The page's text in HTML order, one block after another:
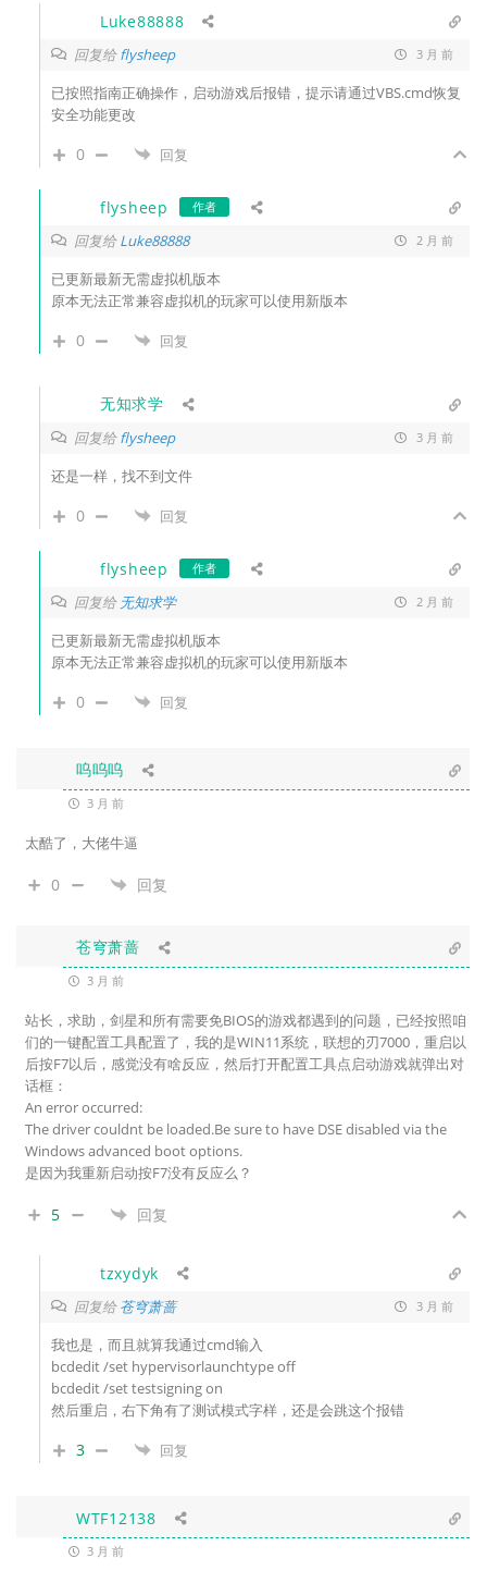
Luke88888
回复给flysheep 3 月 前
已按照指南正确操作，启动游戏后报错，提示请通过VBS.cmd恢复
安全功能更改
0 回复
flysheep 作者
回复给Luke88888 2 月 前
已更新最新无需虚拟机版本
原本无法正常兼容虚拟机的玩家可以使用新版本
0 回复
无知求学
回复给flysheep 3 月 前
还是一样，找不到文件
0 回复
flysheep 作者
回复给 无知求学 2 月 前
已更新最新无需虚拟机版本
原本无法正常兼容虚拟机的玩家可以使用新版本
0 回复
呜呜呜
3 月 前
太酷了，大佬牛逼
0 回复
苍穹萧蔷
3 月 前
站长，求助，剑星和所有需要免BIOS的游戏都遇到的问题，已经按照咱
们的一键配置工具配置了，我的是WIN11系统，联想的刃7000，重启以
后按F7以后，感觉没有啥反应，然后打开配置工具点启动游戏就弹出对
话框：
An error occurred:
The driver couldnt be loaded.Be sure to have DSE disabled via the
Windows advanced boot options.
是因为我重新启动按F7没有反应么？
5 回复
tzxydyk
回复给苍穹萧蔷 3 月 前
我也是，而且就算我通过cmd输入
bcdedit /set hypervisorlaunchtype off
bcdedit /set testsigning on
然后重启，右下角有了测试模式字样，还是会跳这个报错
3 回复
WTF12138
3 月 前